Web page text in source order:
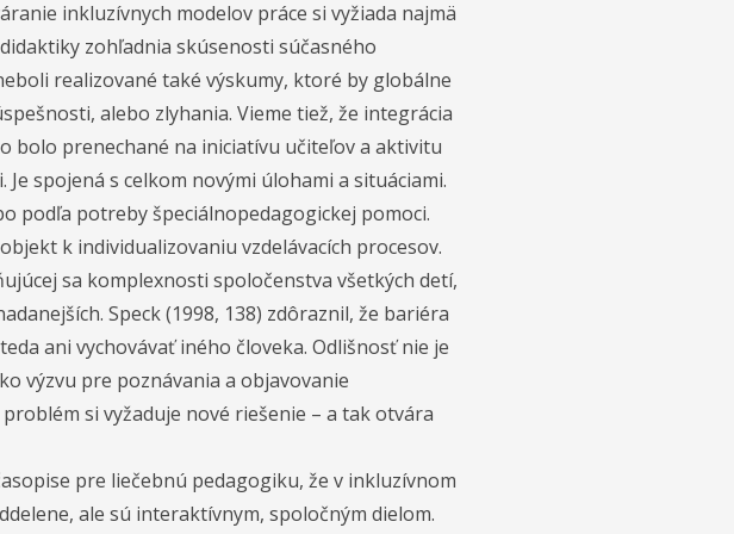
inkluzívnych modelov práce si vyžiada najmä
zohľadnia skúsenosti súčasného
realizované také výskumy, ktoré by globálne
alebo zlyhania. Vieme tiež, že integrácia
bolo prenechané na iniciatívu učiteľov a aktivitu
spojená s celkom novými úlohami a situáciami.
podľa potreby špeciálnopedagogickej pomoci.
k individualizovaniu vzdelávacích procesov.
sa komplexnosti spoločenstva všetkých detí,
Speck (1998, 138) zdôraznil, že bariéra
ani vychovávať iného človeka. Odlišnosť nie je
výzvu pre poznávania a objavovanie
si vyžaduje nové riešenie – a tak otvára
pre liečebnú pedagogiku, že v inkluzívnom
ale sú interaktívnym, spoločným dielom.